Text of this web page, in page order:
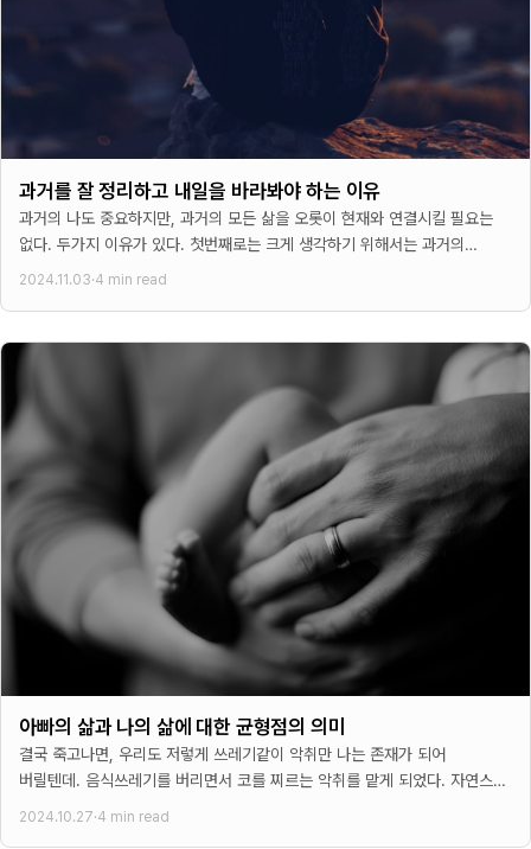
과거를 잘 정리하고 내일을 바라봐야 하는 이유
과거의 나도 중요하지만, 과거의 모든 삶을 오롯이 현재와 연결시킬 필요는
없다. 두가지 이유가 있다. 첫번째로는 크게 생각하기 위해서는 과거의
이야기에 너무 묶여서는 안된다. 사실
2024.11.03·4 min read
아빠의 삶과 나의 삶에 대한 균형점의 의미
결국 죽고나면, 우리도 저렇게 쓰레기같이 악취만 나는 존재가 되어
버릴텐데. 음식쓰레기를 버리면서 코를 찌르는 악취를 맡게 되었다. 자연스레
숨을 참고 나는 빠르게 쓰레기를 버리는데
2024.10.27·4 min read